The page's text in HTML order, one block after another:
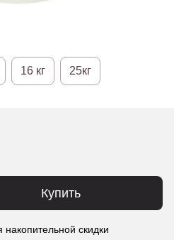
16 кг 25кг
Купить
скидки